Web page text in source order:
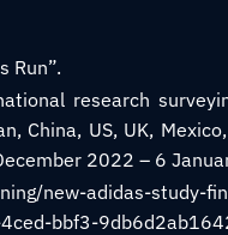
Run”.
research
China, US, UK,
2022 – 6
new-adidas-study-
bbf3-